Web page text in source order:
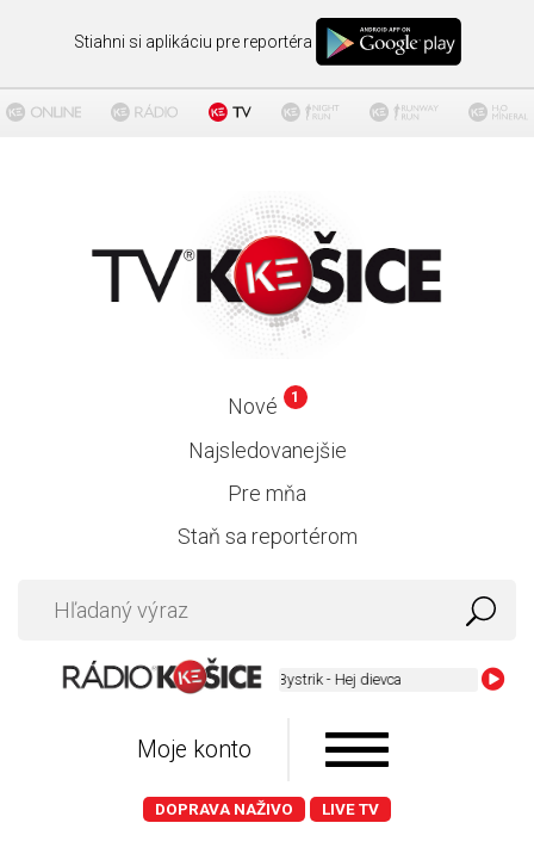
Stiahni si aplikáciu pre reportéra
Nové 1
Najsledovanejšie
Pre mňa
Staň sa reportérom
Bystrik - Hej dievca
Moje konto
DOPRAVA NAŽIVO LIVE TV